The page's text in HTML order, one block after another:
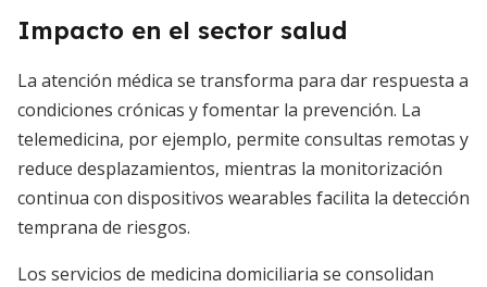
Impacto en el sector salud
La atención médica se transforma para dar respuesta a
condiciones crónicas y fomentar la prevención. La
telemedicina, por ejemplo, permite consultas remotas y
reduce desplazamientos, mientras la monitorización
continua con dispositivos wearables facilita la detección
temprana de riesgos.
Los servicios de medicina domiciliaria se consolidan